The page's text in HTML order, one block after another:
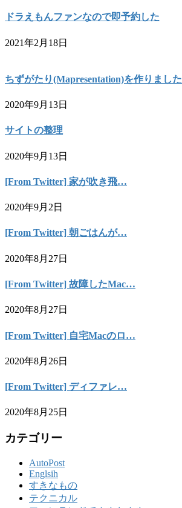
ドラえもんファンなので即予約した
2021年2月18日
ちずがたり(Mapresentation)を作りました
2020年9月13日
サイトの整理
2020年9月13日
[From Twitter] 家が吹き飛…
2020年9月2日
[From Twitter] 朝ごはんが…
2020年8月27日
[From Twitter] 故障したMac…
2020年8月27日
[From Twitter] 自宅Macのロ…
2020年8月26日
[From Twitter] ディファレ…
2020年8月25日
カテゴリー
AutoPost
Englsih
すきなもの
テクニカル